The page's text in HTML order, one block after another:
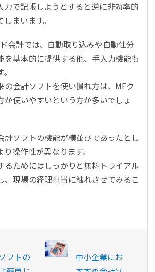
力で記帳しようとすると逆に非効率的
まいます。
会計では、自動取り込みや自動仕分
を基本的に提供する他、手入力機能も
の会計ソフトを使い慣れ方は、MFク
が使いやすいという方が多いでしょ
計ソフトの機能が横並びであったとし
操作性が異なります。
るためにはしっかりと無料トライアル
、現場の経理担当に触れさせてみるこ
フトの
中小企業にお